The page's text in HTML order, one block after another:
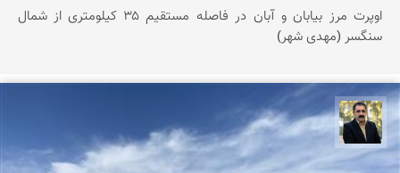
اوپرت مرز بیابان و آبان در فاصله مستقیم ۳۵ کیلومتری از شمال
سنگسر (مهدی شهر)
عدنان مرادی